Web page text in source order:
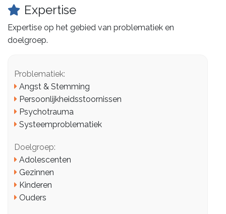
Expertise
Expertise op het gebied van problematiek en
doelgroep.
Problematiek:
Angst & Stemming
Persoonlijkheidsstoornissen
Psychotrauma
Systeemproblematiek
Doelgroep:
Adolescenten
Gezinnen
Kinderen
Ouders